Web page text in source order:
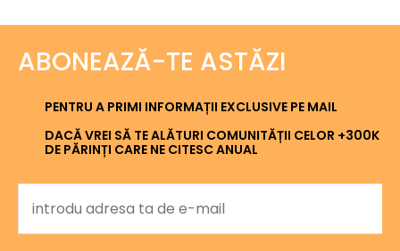
ABONEAZĂ-TE ASTĂZI
PENTRU A PRIMI INFORMAȚII EXCLUSIVE PE MAIL
DACĂ VREI SĂ TE ALĂTURI COMUNITĂȚII CELOR +300K
DE PĂRINȚI CARE NE CITESC ANUAL